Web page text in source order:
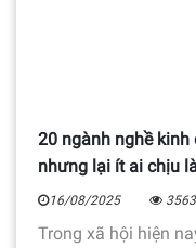
20 ngành nghề kinh
nhưng lại ít ai chịu
16/08/2025 3563
Trong xã hội hiện